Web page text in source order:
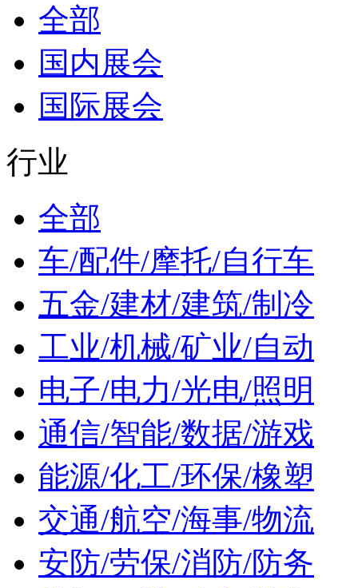
全部
国内展会
国际展会
行业
全部
车/配件/摩托/自行车
五金/建材/建筑/制冷
工业/机械/矿业/自动
电子/电力/光电/照明
通信/智能/数据/游戏
能源/化工/环保/橡塑
交通/航空/海事/物流
安防/劳保/消防/防务